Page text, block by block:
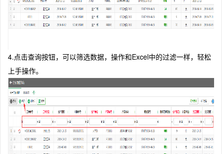
4.点击查询按钮，可以筛选数据，操作和Excel中的过滤一样，轻松
上手操作。